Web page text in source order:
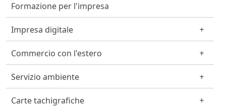
Formazione per l'impresa
Impresa digitale
Commercio con l'estero
Servizio ambiente
Carte tachigrafiche